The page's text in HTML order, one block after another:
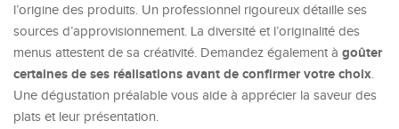
l’origine des produits. Un professionnel rigoureux détaille ses
sources d’approvisionnement. La diversité et l’originalité des
menus attestent de sa créativité. Demandez également à goûter
certaines de ses réalisations avant de confirmer votre choix.
Une dégustation préalable vous aide à apprécier la saveur des
plats et leur présentation.